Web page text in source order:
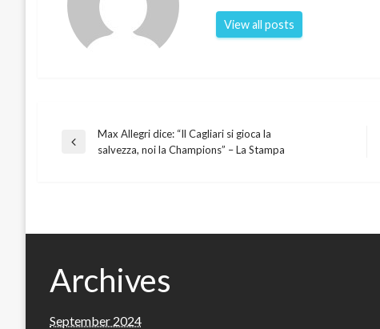
View all posts
Post
Previous
Max Allegri dice: “Il Cagliari si gioca la
salvezza, noi la Champions” – La Stampa
Archives
September 2024